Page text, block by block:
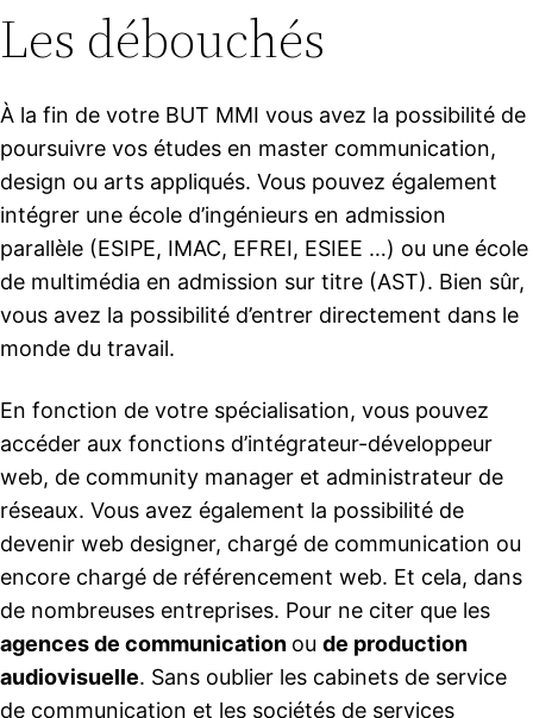
Les débouchés
À la fin de votre BUT MMI vous avez la possibilité de
poursuivre vos études en master communication,
design ou arts appliqués. Vous pouvez également
intégrer une école d’ingénieurs en admission
parallèle (ESIPE, IMAC, EFREI, ESIEE …) ou une école
de multimédia en admission sur titre (AST). Bien sûr,
vous avez la possibilité d’entrer directement dans le
monde du travail.
En fonction de votre spécialisation, vous pouvez
accéder aux fonctions d’intégrateur-développeur
web, de community manager et administrateur de
réseaux. Vous avez également la possibilité de
devenir web designer, chargé de communication ou
encore chargé de référencement web. Et cela, dans
de nombreuses entreprises. Pour ne citer que les
agences de communication ou de production
audiovisuelle. Sans oublier les cabinets de service
de communication et les sociétés de services